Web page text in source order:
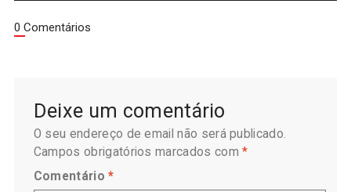
0 Comentários
Deixe um comentário
O seu endereço de email não será publicado.
Campos obrigatórios marcados com*
Comentário*